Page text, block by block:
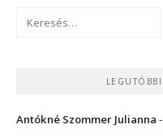
Antókné Szommer Julianna -